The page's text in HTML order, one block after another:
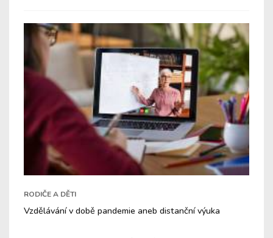
RODIČE A DĚTI
Vzdělávání v době pandemie aneb distanční výuka